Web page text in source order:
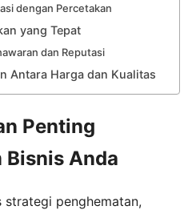
dengan Percetakan
yang Tepat
dan Reputasi
Antara Harga dan Kualitas
Penting
Bisnis Anda
strategi penghematan,